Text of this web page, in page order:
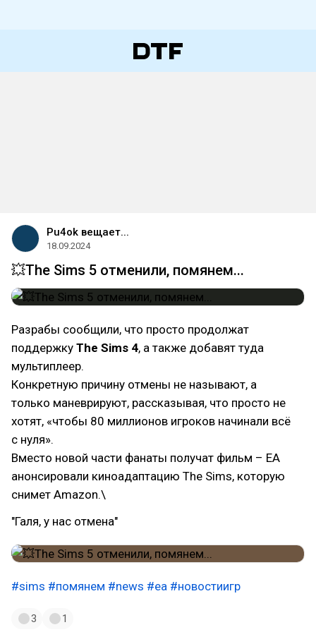
Pu4ok вещает...
18.09.2024
💥The Sims 5 отменили, помянем...
Разрабы сообщили, что просто продолжат
поддержку The Sims 4, а также добавят туда
мультиплеер.
Конкретную причину отмены не называют, а
только маневрируют, рассказывая, что просто не
хотят, «чтобы 80 миллионов игроков начинали всё
с нуля».
Вместо новой части фанаты получат фильм – EA
анонсировали киноадаптацию The Sims, которую
снимет Amazon.\
"Галя, у нас отмена"
#sims #помянем #news #ea #новостиигр
3 1